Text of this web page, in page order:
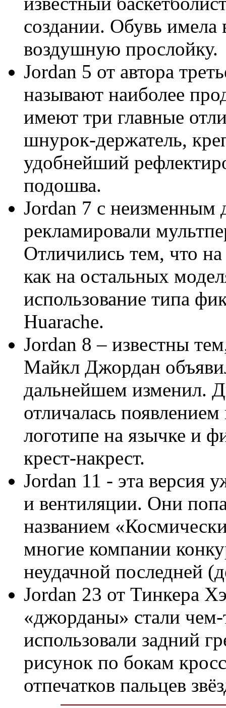
создании. Обувь
воздушную прослойку.
Jordan 5 от автора
называют наиболее
имеют три главные
шнурок-держатель,
удобнейший
подошва.
Jordan 7 с
рекламировали
Отличились тем, что
как на остальных
использование типа
Huarache.
Jordan 8 – известны
Майкл Джордан
дальнейшем изменил.
отличалась
логотипе на язычке и
крест-накрест.
Jordan 11 - эта версия
и вентиляции. Они
названием
многие компании
неудачной последней
Jordan 23 от Тинкера
«джорданы» стали
использовали задний
рисунок по бокам
отпечатков пальцев